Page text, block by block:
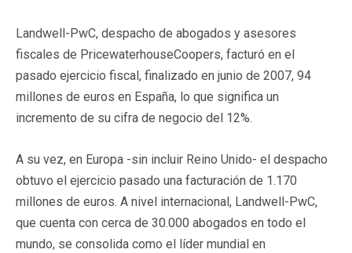
Landwell-PwC, despacho de abogados y asesores
fiscales de PricewaterhouseCoopers, facturó en el
pasado ejercicio fiscal, finalizado en junio de 2007, 94
millones de euros en España, lo que significa un
incremento de su cifra de negocio del 12%.
A su vez, en Europa -sin incluir Reino Unido- el despacho
obtuvo el ejercicio pasado una facturación de 1.170
millones de euros. A nivel internacional, Landwell-PwC,
que cuenta con cerca de 30.000 abogados en todo el
mundo, se consolida como el líder mundial en